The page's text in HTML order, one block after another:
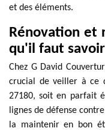
et des éléments.
Rénovation et
qu'il faut savoir
Chez G David
crucial de veiller à ce
27180, soit en parfait
lignes de défense
la maintenir en bon